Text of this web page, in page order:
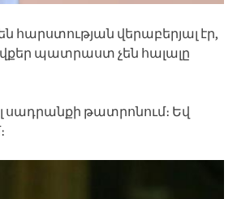
հարստության վերաբերյալ էր,
պատրաստ չեն հալալը
սադրանքի թատրոնում։ Եվ